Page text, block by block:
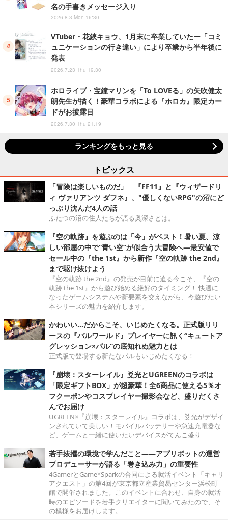
名の手書きメッセージ入り
2026.8.3 Mon 16:30
VTuber・花鋏キョウ、1月末に卒業していたー「コミ
ュニケーションの行き違い」により卒業から半年後に
発表
2026.7.23 Thu 19:30
ホロライブ・宝鐘マリンを「To LOVEる」の矢吹健太
朗先生が描く！豪華コラボによる『ホロカ』限定カー
ドがお披露目
2026.7.30 Thu 21:19
ランキングをもっと見る
トピックス
「冒険は楽しいものだ」 ─『FF11』と『ウィザードリ
ィ ヴァリアンツ ダフネ』、"優しくないRPG"の沼にど
っぷり沈んだ4人の話
ふたつの沼の住人たちが語る奥深さとは。
『空の軌跡』を遊ぶのは「今」がベスト！暑い夏、涼
しい部屋の中で“青い空”が似合う大冒険へ―最安値で
セール中の『the 1st』から新作『空の軌跡 the 2nd』
まで駆け抜けよう
『空の軌跡 the 2nd』の発売が目前に迫る今こそ、『空の
軌跡 the 1st』から遊び始める絶好のタイミング！ 快適に
なったゲームシステムや新要素を交えながら、今遊びたい
本シリーズの魅力を紹介します。
かわいい…だからこそ、いじめたくなる。正式版リリ
ースの『パルワールド』プレイヤーに訊く“キュートア
グレッション×パル”の底知れぬ魅力とは
正式版で登場する新たなパルもいじめたくなる！
『崩壊：スターレイル』爻光とUGREENのコラボは
「限定ギフトBOX」が超豪華！全6商品に使える5％オ
フクーポンやコスプレイヤー撮影会など、盛りだくさ
んでお届け
UGREEN×『崩壊：スターレイル』コラボは、爻光がデザイ
ンされていて美しい！モバイルバッテリーや急速充電器な
ど、ゲームと一緒に使いたいデバイスがてんこ盛り
若手抜擢の環境で学んだこと――アプリボットの運営
プロデューサーが語る「巻き込み力」の重要性
4GamerとGame*Sparkの合同による就活イベント「キャリ
アクエスト」の第4回が東京都立産業貿易センター浜松町
館で開催されました。このイベントに合わせ、自身の就活
時のエピソードを若手クリエイターに聞いてみたので、そ
の模様をお届けします。